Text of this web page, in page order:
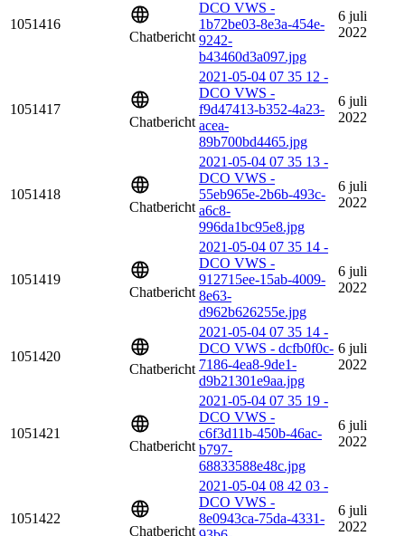
1051416
Chatbericht
DCO VWS -
1b72be03-8e3a-454e-
9242-
b43460d3a097.jpg
6 juli
2022
1051417
Chatbericht
2021-05-04 07 35 12 -
DCO VWS -
f9d47413-b352-4a23-
acea-
89b700bd4465.jpg
6 juli
2022
1051418
Chatbericht
2021-05-04 07 35 13 -
DCO VWS -
55eb965e-2b6b-493c-
a6c8-
996da1bc95e8.jpg
6 juli
2022
1051419
Chatbericht
2021-05-04 07 35 14 -
DCO VWS -
912715ee-15ab-4009-
8e63-
d962b626255e.jpg
6 juli
2022
1051420
Chatbericht
2021-05-04 07 35 14 -
DCO VWS - dcfb0f0c-
7186-4ea8-9de1-
d9b21301e9aa.jpg
6 juli
2022
1051421
Chatbericht
2021-05-04 07 35 19 -
DCO VWS -
c6f3d11b-450b-46ac-
b797-
68833588e48c.jpg
6 juli
2022
1051422
Chatbericht
2021-05-04 08 42 03 -
DCO VWS -
8e0943ca-75da-4331-
6 juli
2022